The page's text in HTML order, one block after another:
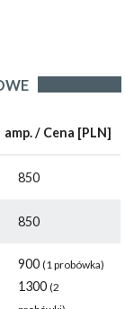
amp. / Cena [PLN]
850
850
900(1 probówka)
1300(2